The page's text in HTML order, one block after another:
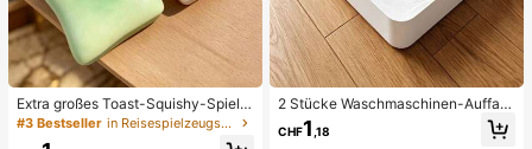
Extra großes Toast-Squishy-Spielz
eug, superweiches Buttertoast-Stre
ssabbau-Drückspielzeug, erhältlich
#3 Bestseller in Reisespielzeugset Quetschspielzeug für Teenager
2 Stücke Waschmaschinen-Auffan
gwanne Tropfschale, wasserdichte
Bodenschutzmatte für Waschraum,
CHF1 ,18